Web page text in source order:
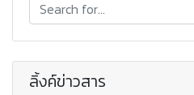
ลิ้งค์ข่าวสาร